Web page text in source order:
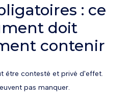
: ce
doit
contenir
être contesté et privé d'effet.
pas manquer.